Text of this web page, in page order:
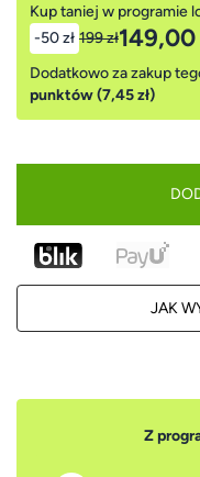
Kup taniej w programie
-50 zł 199 zł149,00
Dodatkowo za zakup
punktów (7,45 zł)
JAK
Z